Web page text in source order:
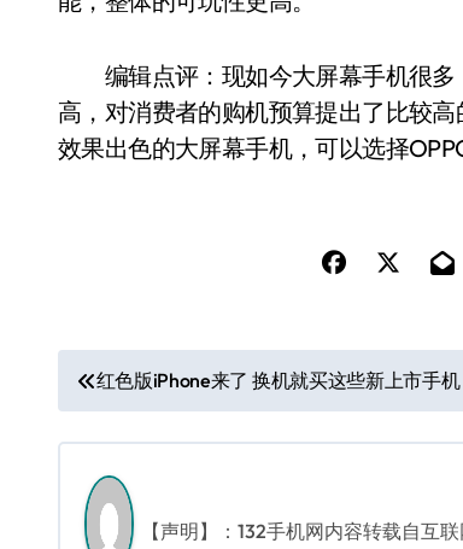
编辑点评：现如今大屏幕手机很多
高，对消费者的购机预算提出了比较
效果出色的大屏幕手机，可以选择OPPO
文
章
导
航
红色版iPhone来了 换机就买这些新上市手机
【声明】：132手机网内容转载自互